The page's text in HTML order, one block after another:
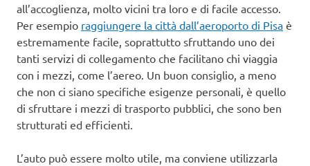
all’accoglienza, molto vicini tra loro e di facile accesso.
Per esempio raggiungere la città dall’aeroporto di Pisa è
estremamente facile, soprattutto sfruttando uno dei
tanti servizi di collegamento che facilitano chi viaggia
con i mezzi, come l’aereo. Un buon consiglio, a meno
che non ci siano specifiche esigenze personali, è quello
di sfruttare i mezzi di trasporto pubblici, che sono ben
strutturati ed efficienti.
L’auto può essere molto utile, ma conviene utilizzarla